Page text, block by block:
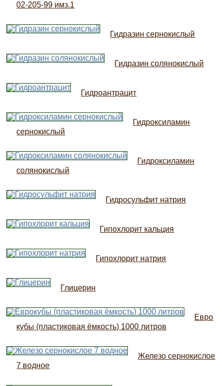
02-205-99 имз.1
Гидразин сернокислый
Гидразин солянокислый
Гидроантрацит
Гидроксиламин
сернокислый
Гидроксиламин
солянокислый
Гидросульфит натрия
Гипохлорит кальция
Гипохлорит натрия
Глицерин
Евро
кубы (пластиковая ёмкость) 1000 литров
Железо сернокислое
7 водное